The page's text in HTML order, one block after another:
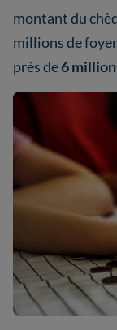
montant du
millions de
près de6